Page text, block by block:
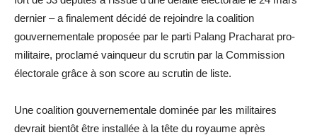
dernier – a finalement décidé de rejoindre la coalition
gouvernementale proposée par le parti Palang Pracharat pro-
militaire, proclamé vainqueur du scrutin par la Commission
électorale grâce à son score au scrutin de liste.
Une coalition gouvernementale dominée par les militaires
devrait bientôt être installée à la tête du royaume après